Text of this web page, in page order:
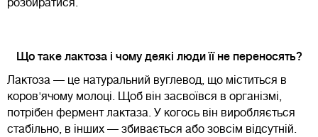
розбиратися.
Що таке лактоза і чому деякі люди її не переносять?
Лактоза — це натуральний вуглевод, що міститься в
коров'ячому молоці. Щоб він засвоївся в організмі,
потрібен фермент лактаза. У когось він виробляється
стабільно, в інших — збивається або зовсім відсутній.